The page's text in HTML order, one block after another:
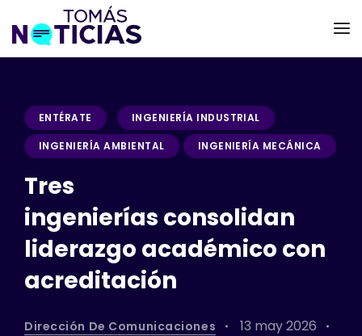
ENTÉRATE INGENIERÍA INDUSTRIAL
INGENIERÍA AMBIENTAL INGENIERÍA MECÁNICA
Tres
ingenierías consolidan
liderazgo académico con
acreditación
Dirección De Comunicaciones
13 may 2026